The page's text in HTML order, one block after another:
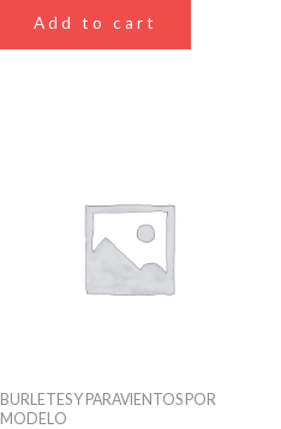
Add to cart
BURLETES Y PARAVIENTOS POR
MODELO